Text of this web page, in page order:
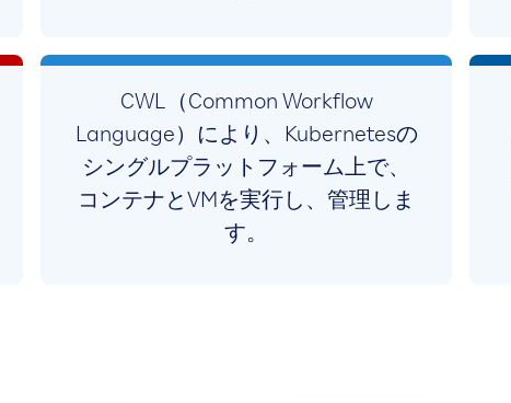
CWL（Common Workflow
Language）により、Kubernetesの
シングルプラットフォーム上で、
コンテナとVMを実行し、管理しま
す。